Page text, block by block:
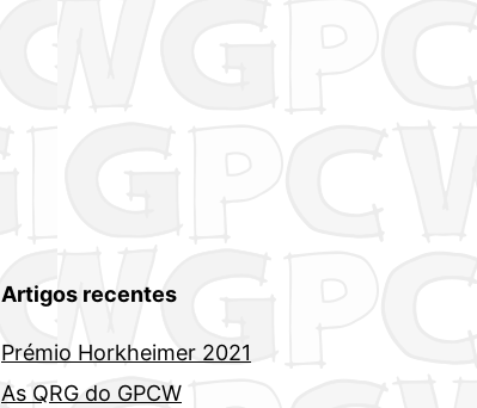
Artigos recentes
Prémio Horkheimer 2021
As QRG do GPCW